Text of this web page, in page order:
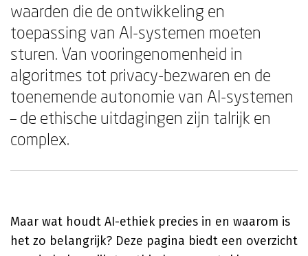
waarden die de ontwikkeling en
toepassing van AI-systemen moeten
sturen. Van vooringenomenheid in
algoritmes tot privacy-bezwaren en de
toenemende autonomie van AI-systemen
– de ethische uitdagingen zijn talrijk en
complex.
Maar wat houdt AI-ethiek precies in en waarom is
het zo belangrijk? Deze pagina biedt een overzicht